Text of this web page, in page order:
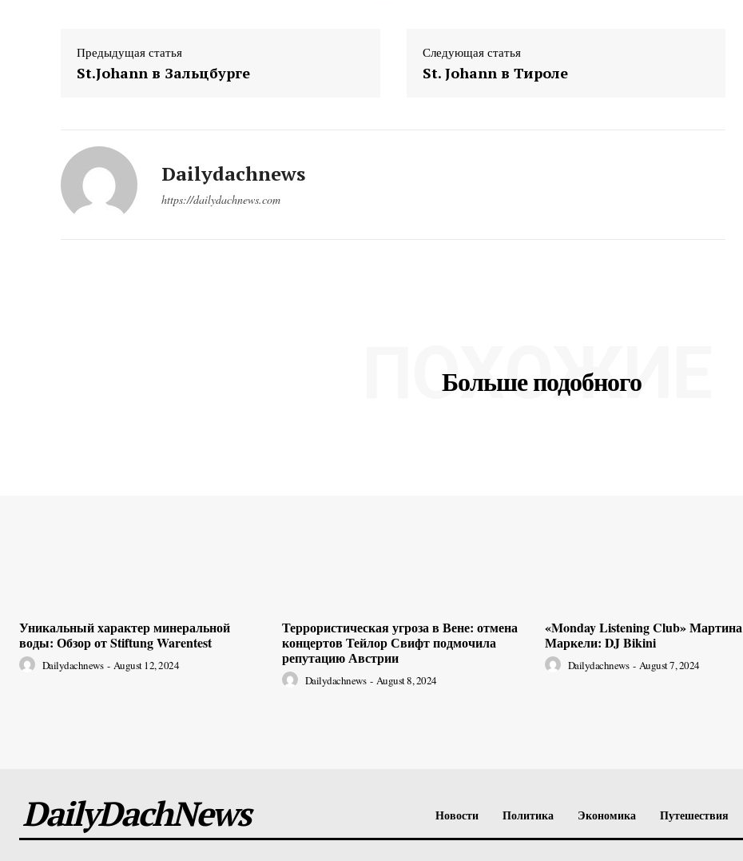
Предыдущая статья
St.Johann в Зальцбурге
Следующая статья
St. Johann в Тироле
Dailydachnews
https://dailydachnews.com
Больше подобного
ПОХОЖИЕ
Уникальный характер минеральной
воды: Обзор от Stiftung Warentest
Dailydachnews - August 12, 2024
Террористическая угроза в Вене: отмена
концертов Тейлор Свифт подмочила
репутацию Австрии
Dailydachnews - August 8, 2024
«Monday Listening Club» Мартина
Маркели: DJ Bikini
Dailydachnews - August 7, 2024
DailyDachNews Новости Политика Экономика Путешествия